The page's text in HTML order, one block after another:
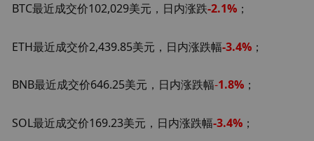
BTC最近成交价102,029美元，日内涨跌-2.1% ；
ETH最近成交价2,439.85美元，日内涨跌幅-3.4% ；
BNB最近成交价646.25美元，日内涨跌幅-1.8% ；
SOL最近成交价169.23美元，日内涨跌幅-3.4% ；